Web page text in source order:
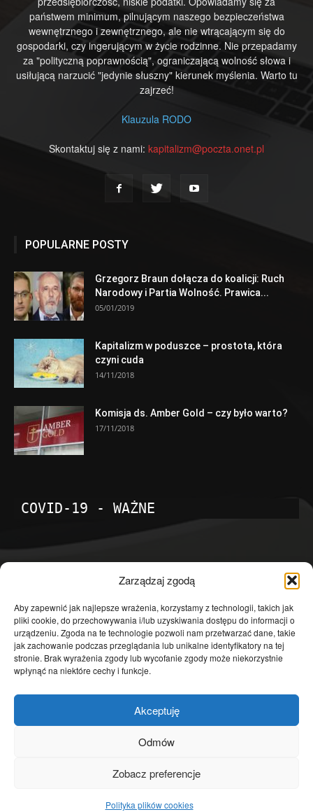
Zarządzaj zgodą
Aby zapewnić jak najlepsze wrażenia, korzystamy z technologii, takich jak
pliki cookie, do przechowywania i/lub uzyskiwania dostępu do informacji o
urządzeniu. Zgoda na te technologie pozwoli nam przetwarzać dane, takie
jak zachowanie podczas przeglądania lub unikalne identyfikatory na tej
stronie. Brak wyrażenia zgody lub wycofanie zgody może niekorzystnie
wpłynąć na niektóre cechy i funkcje.
Akceptuję
Odmów
Zobacz preferencje
Polityka plików cookies
państwem minimum, pilnującym naszego bezpieczeństwa
wewnętrznego i zewnętrznego, ale nie wtrącającym się do
gospodarki, czy ingerującym w życie rodzinne. Nie przepadamy
za "polityczną poprawnością", ograniczającą wolność słowa i
usiłującą narzucić "jedynie słuszny" kierunek myślenia. Warto tu
zajrzeć!
Klauzula RODO
Skontaktuj się z nami: kapitalizm@poczta.onet.pl
POPULARNE POSTY
Grzegorz Braun dołącza do koalicji: Ruch
Narodowy i Partia Wolność. Prawica...
05/01/2019
Kapitalizm w poduszce – prostota, która
czyni cuda
14/11/2018
Komisja ds. Amber Gold – czy było warto?
17/11/2018
COVID-19 - WAŻNE
Temat dnia
4601
Publicystyka
4363
Polityka
3639
Polska
Społeczeństwo
2823